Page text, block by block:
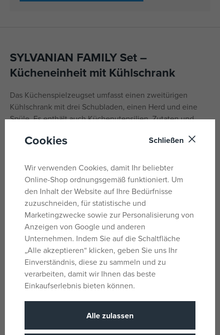
SYLVANIAN FAMILY Set –
Kücheneinheit mit Kühlschrank
Das Küchenspielzeugset umfasst einen zweitürigen
Kühlschrank mit drei Schubladen, einen Herd und eine
Spüle. Es enthält auch Küchenutensilien, Zutaten und
Küchenutensilien, die im Küchenschrank in Schubladen
Gefrierbox, aus der das Eis mit einem Eisportionierer
entnommen werden kann. Spülbecken 2x, Geschirr 2x,
Backofen 2x, Kühlschrank mit Gefrierfach, Eiswürfel x2,
Apfel, Gurke, Pfeffer, Plastikflasche, Milchbox, Ei,
Papierboxen x7 (insgesamt 37 Stück). Alter: 3+
Parameter
Geschlecht
Für Mädchen
Cookies Schließen
Wir verwenden Cookies, damit Ihr beliebter
Online-Shop ordnungsgemäß funktioniert. Um
den Inhalt der Website auf Ihre Bedürfnisse
zuzuschneiden, für statistische und
Marketingzwecke sowie zur Personalisierung von
Anzeigen von Google und anderen
Unternehmen. Indem Sie auf die Schaltfläche
„Alle akzeptieren“ klicken, geben Sie uns Ihr
Einverständnis, diese zu sammeln und zu
verarbeiten, damit wir Ihnen das beste
Einkaufserlebnis bieten können.
Alle zulassen